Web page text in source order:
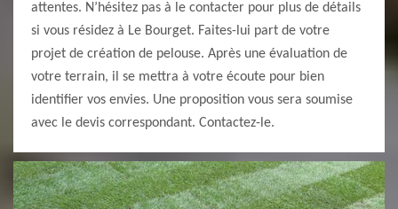
attentes. N’hésitez pas à le contacter pour plus de détails
si vous résidez à Le Bourget. Faites-lui part de votre
projet de création de pelouse. Après une évaluation de
votre terrain, il se mettra à votre écoute pour bien
identifier vos envies. Une proposition vous sera soumise
avec le devis correspondant. Contactez-le.